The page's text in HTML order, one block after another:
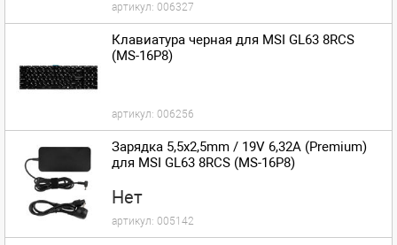
артикул: 006327
Клавиатура черная для MSI GL63 8RCS
(MS-16P8)
артикул: 006256
Зарядка 5,5x2,5mm / 19V 6,32A (Premium)
для MSI GL63 8RCS (MS-16P8)
Нет
артикул: 005142